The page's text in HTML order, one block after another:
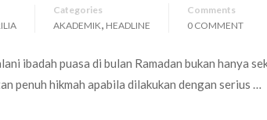
Categories
AKADEMIK, HEADLINE
Comments
0 COMMENT
ibadah puasa di bulan Ramadan bukan hanya
penuh hikmah apabila dilakukan dengan serius …